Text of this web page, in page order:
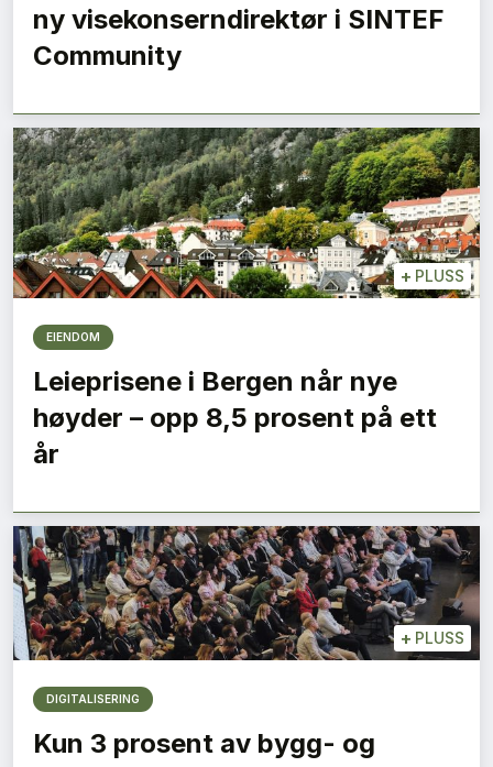
ny visekonserndirektør i SINTEF
Community
+ PLUSS
EIENDOM
Leieprisene i Bergen når nye
høyder – opp 8,5 prosent på ett
år
+ PLUSS
DIGITALISERING
Kun 3 prosent av bygg- og